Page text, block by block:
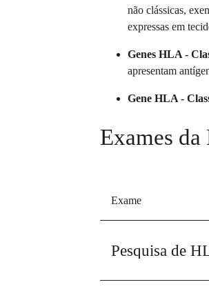
não clássicas,
expressas em
Genes HLA -
apresentam
Gene HLA -
Exames
Exame
Pesquisa de